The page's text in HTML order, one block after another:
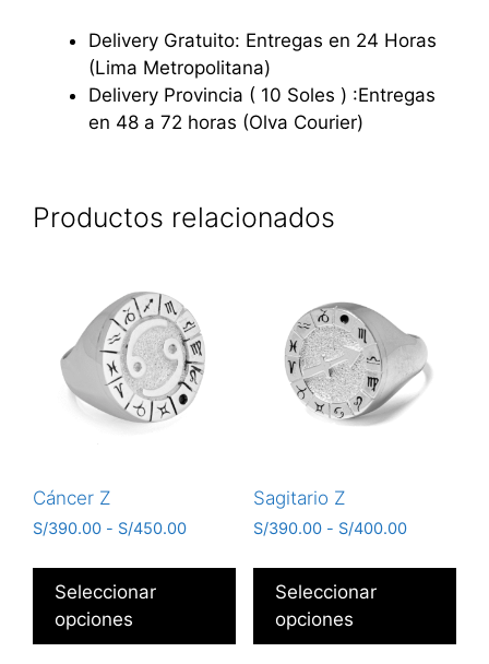
Delivery Gratuito: Entregas en 24 Horas
(Lima Metropolitana)
Delivery Provincia ( 10 Soles ) :Entregas
en 48 a 72 horas (Olva Courier)
Productos relacionados
Cáncer Z
S/390.00 - S/450.00
Seleccionar
opciones
Sagitario Z
S/390.00 - S/400.00
Seleccionar
opciones